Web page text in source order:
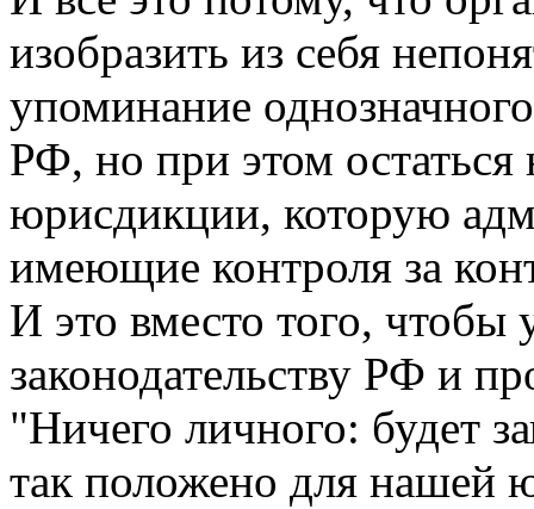
изобразить из себя
упоминание однозначного
РФ, но при этом
юрисдикции, которую
имеющие контроля за
И это вместо того, чтобы
законодательству РФ и
"Ничего личного: будет
так положено для нашей